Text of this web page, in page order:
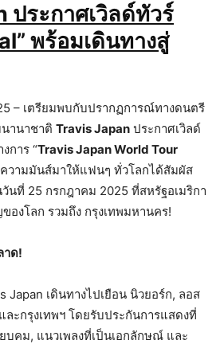
ประกาศเวิลด์ทัวร์
พร้อมเดินทางสู่
– เตรียมพบกับปรากฏการณ์ทางดนตรี
านาชาติ Travis Japan ประกาศเวิลด์
การ “Travis Japan World Tour
วามมันส์มาให้แฟนๆ ทั่วโลกได้สัมผัส
นที่ 25 กรกฎาคม 2025 ที่สหรัฐอเมริกา
องโลก รวมถึง กรุงเทพมหานคร!
าด!
Japan เดินทางไปเยือน นิวยอร์ก, ลอส
ละกรุงเทพฯ โดยรับประกันการแสดงที่
บคม, แนวเพลงที่เป็นเอกลักษณ์ และ